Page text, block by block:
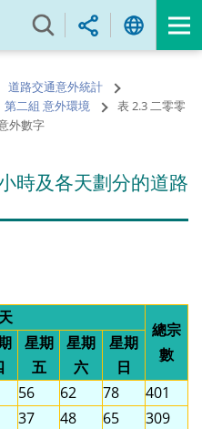
道路交通意外統計
第二組 意外環境
表 2.3 二零零
外數字
時及各天劃分的道路
總宗
數
星期
五
星期
六
星期
日
56 62 78
401
37 48 65
309